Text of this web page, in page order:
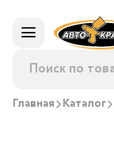
Главная Каталог